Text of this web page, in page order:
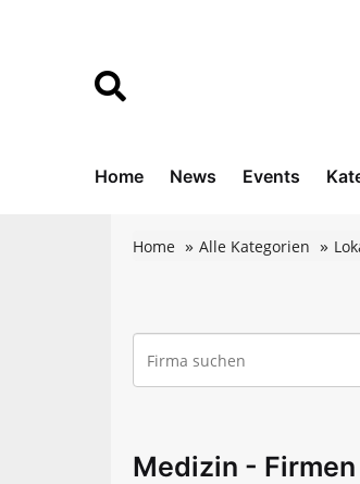
Home News Events
Home Alle Kategorien
Medizin -